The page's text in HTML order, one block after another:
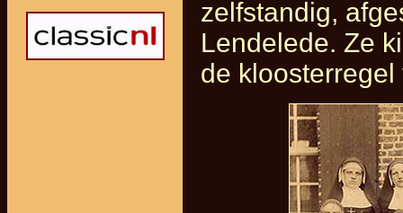
zelfstandig,
Lendelede. Ze
de